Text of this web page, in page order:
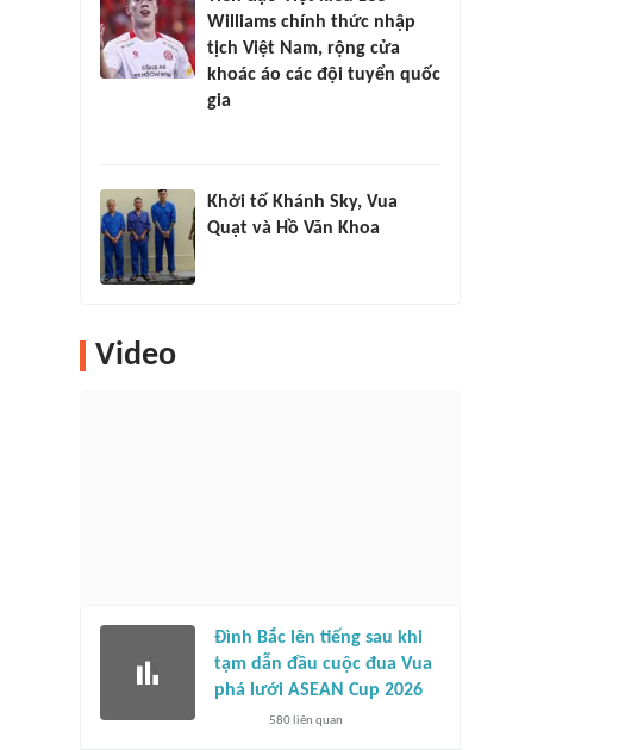
Williams chính thức nhập
tịch Việt Nam, rộng cửa
khoác áo các đội tuyển quốc
gia
Khởi tố Khánh Sky, Vua
Quạt và Hồ Văn Khoa
Video
Đình Bắc lên tiếng sau khi
tạm dẫn đầu cuộc đua Vua
phá lưới ASEAN Cup 2026
580liên quan